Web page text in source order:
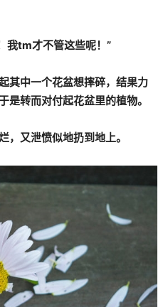
我tm才不管这些呢！”
其中一个花盆想摔碎，结果力
是转而对付起花盆里的植物。
，又泄愤似地扔到地上。